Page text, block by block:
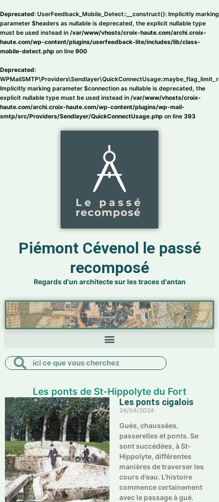
Deprecated: UserFeedback_Mobile_Detect::__construct(): Implicitly marking
parameter $headers as nullable is deprecated, the explicit nullable type
must be used instead in /var/www/vhosts/croix-haute.com/archi.croix-
haute.com/wp-content/plugins/userfeedback-lite/includes/lib/class-
mobile-detect.php on line 900
Deprecated:
Implicitly marking parameter $connection as nullable is deprecated, the
explicit nullable type must be used instead in /var/www/vhosts/croix-
haute.com/archi.croix-haute.com/wp-content/plugins/wp-mail-
smtp/src/Providers/Sendlayer/QuickConnectUsage.php on line 393
au
contenu
Piémont Cévenol le passé
recomposé
Regards d'un architecte sur les traces d'antan
RechercherRechercher
Les ponts de St-Hippolyte du Fort
Les ponts cigalois
24/04/2024
Gués, chaussées,
passerelles et ponts. Se
sont succédées, à St-
Hippolyte, différentes
manières de traverser les
cours d’eau. L’histoire
commence certainement
avec le passage à gué.